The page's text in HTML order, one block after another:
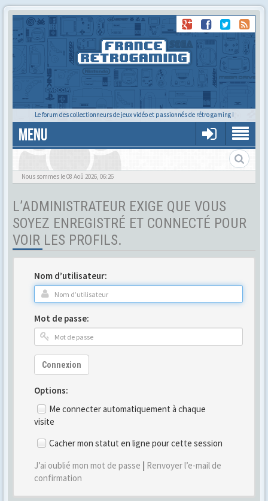
Le forum des collectionneurs de jeux vidéo et passionnés de rétro gaming !
MENU
Tu cherches quelqu'un ?
Nous sommes le 08 Aoû 2026, 06:26
L’ADMINISTRATEUR EXIGE QUE VOUS
SOYEZ ENREGISTRÉ ET CONNECTÉ POUR
VOIR LES PROFILS.
Nom d’utilisateur:
Mot de passe:
Connexion
Options:
Me connecter automatiquement à chaque
visite
Cacher mon statut en ligne pour cette session
J’ai oublié mon mot de passe | Renvoyer l’e-mail de
confirmation